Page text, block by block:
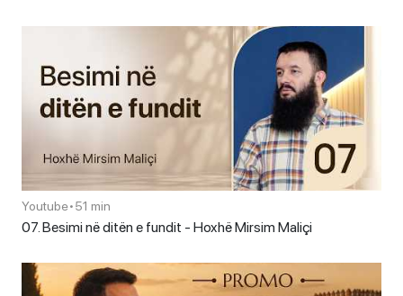
Youtube•51 min
07. Besimi në ditën e fundit - Hoxhë Mirsim Maliçi